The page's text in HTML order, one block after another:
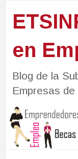
en
Blog de la
Empresas